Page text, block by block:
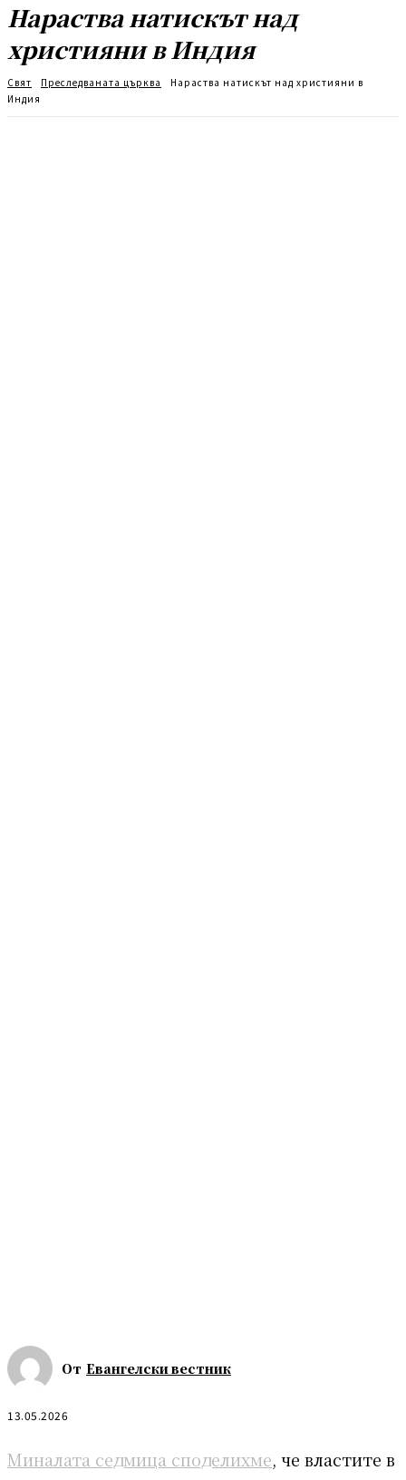
Нараства натискът над
християни в Индия
Свят Преследваната църква
Нараства натискът над християни в
Индия
От Евангелски вестник
13.05.2026
Миналата седмица споделихме, че властите в